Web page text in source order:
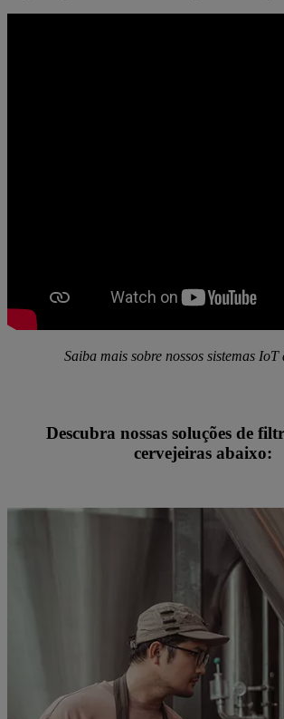
Saiba mais sobre nossos sistemas IoT
Descubra nossas soluções de
cervejeiras abaixo: